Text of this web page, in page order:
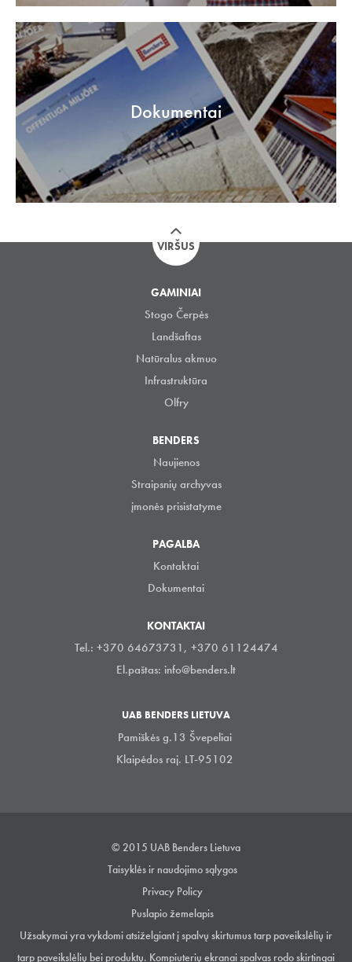
Dokumentai
VIRŠUS
GAMINIAI
Stogo Čerpės
Landšaftas
Natūralus akmuo
Infrastruktūra
Olfry
BENDERS
Naujienos
Straipsnių archyvas
įmonės prisistatyme
PAGALBA
Kontaktai
Dokumentai
KONTAKTAI
Tel.: +370 64673731, +370 61124474
El.paštas: info@benders.lt
UAB BENDERS LIETUVA
Pamiškės g.13 Švepeliai
Klaipėdos raj. LT-95102
© 2015 UAB Benders Lietuva
Taisyklės ir naudojimo sąlygos
Privacy Policy
Puslapio žemelapis
Užsakymai yra vykdomi atsiželgiant į spalvų skirtumus tarp paveikslėlių ir
tarp paveikslėlių bei produktų. Kompiuterių ekranai spalvas rodo skirtingai